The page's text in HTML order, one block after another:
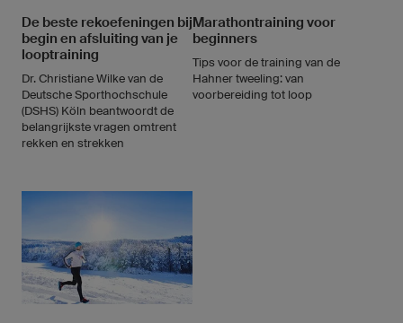
De beste rekoefeningen bij
begin en afsluiting van je
looptraining
Dr. Christiane Wilke van de
Deutsche Sporthochschule
(DSHS) Köln beantwoordt de
belangrijkste vragen omtrent
rekken en strekken
Marathontraining voor
beginners
Tips voor de training van de
Hahner tweeling: van
voorbereiding tot loop